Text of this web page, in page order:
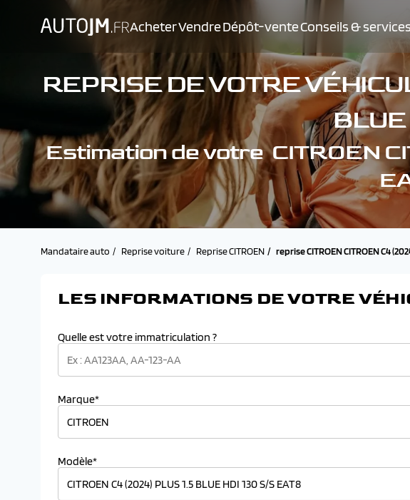
AcheterVendreDépôt-venteConseils & services
REPRISE DE VOTRE
BLUE
Estimation de votre CITROEN
Mandataire auto Reprise voiture Reprise CITROEN reprise CITROEN CITROEN C4
LES INFORMATIONS DE VOTRE
Quelle est votre immatriculation ?
Marque*
Modèle*